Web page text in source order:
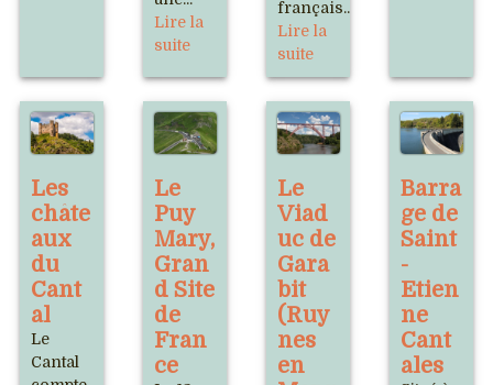
Lire la
suite
français...
Lire la
suite
Les
châte
aux
du
Cant
al
Le
Cantal
Le
Puy
Mary,
Gran
d Site
de
Fran
ce
Le
Viad
uc de
Gara
bit
(Ruy
nes
en
Barra
ge de
Saint
-
Etien
ne
Cant
ales